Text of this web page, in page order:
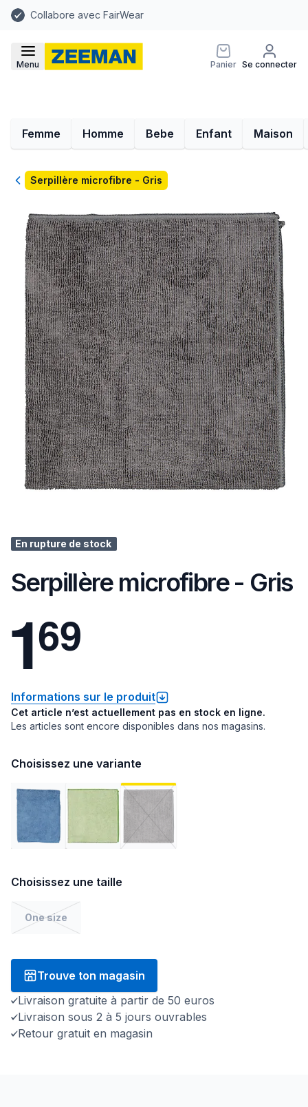
Collabore avec FairWear
Menu Panier Se connecter
Femme Homme Bebe Enfant Maison
RetourSerpillère microfibre - Gris
En rupture de stock
Serpillère microfibre - Gris
169
Informations sur le produit
Cet article n’est actuellement pas en stock en ligne.
Les articles sont encore disponibles dans nos magasins.
Choisissez une variante
Choisissez une taille
One size
Trouve ton magasin
Livraison gratuite à partir de 50 euros
Livraison sous 2 à 5 jours ouvrables
Retour gratuit en magasin